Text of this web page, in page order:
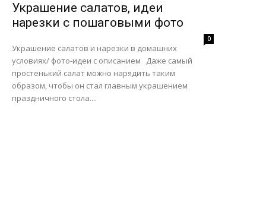
Украшение салатов, идеи
нарезки с пошаговыми фото
0
Украшение салатов и нарезки в домашних
условиях/ фото-идеи с описанием Даже самый
простенький салат можно нарядить таким
образом, чтобы он стал главным украшением
праздничного стола....